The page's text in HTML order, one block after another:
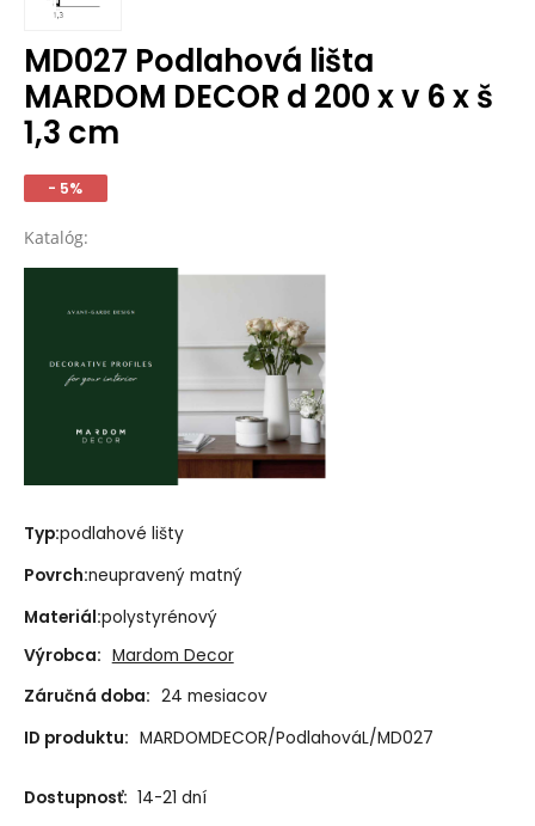
MD027 Podlahová lišta
MARDOM DECOR d 200 x v 6 x š
1,3 cm
- 5%
Katalóg:
Typ:podlahové lišty
Povrch:neupravený matný
Materiál:polystyrénový
Výrobca: Mardom Decor
Záručná doba: 24 mesiacov
ID produktu: MARDOMDECOR/PodlahováL/MD027
Dostupnosť: 14-21 dní